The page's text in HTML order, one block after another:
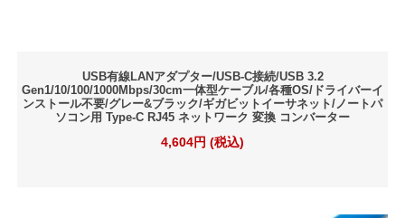
USB有線LANアダプター/USB-C接続/USB 3.2
Gen1/10/100/1000Mbps/30cm一体型ケーブル/各種OS/ドライバーイ
ンストール不要/グレー&ブラック/ギガビットイーサネット/ノートパ
ソコン用 Type-C RJ45 ネットワーク 変換 コンバーター
4,604円 (税込)